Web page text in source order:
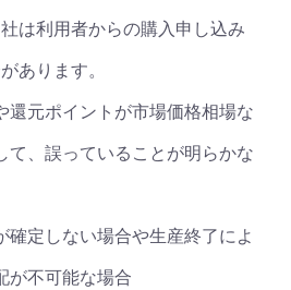
は利用者からの購入申し込み
あります。
還元ポイントが市場価格相場な
て、誤っていることが明らかな
確定しない場合や生産終了によ
が不可能な場合